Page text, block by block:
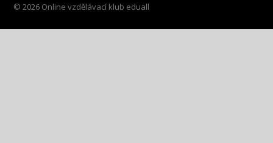
© 2026 Online vzdělávací klub eduall